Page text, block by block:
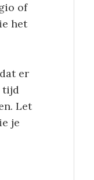
of
het
er
tijd
Let
je